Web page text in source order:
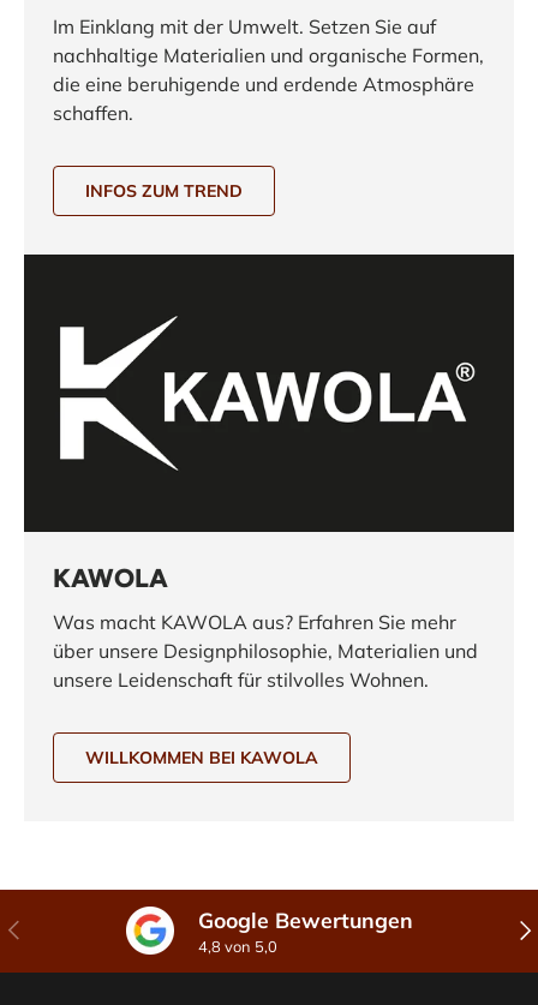
Im Einklang mit der Umwelt. Setzen Sie auf
nachhaltige Materialien und organische Formen,
die eine beruhigende und erdende Atmosphäre
schaffen.
INFOS ZUM TREND
KAWOLA
Was macht KAWOLA aus? Erfahren Sie mehr
über unsere Designphilosophie, Materialien und
unsere Leidenschaft für stilvolles Wohnen.
WILLKOMMEN BEI KAWOLA
Vorherige Google Bewertungen
4,8 von 5,0